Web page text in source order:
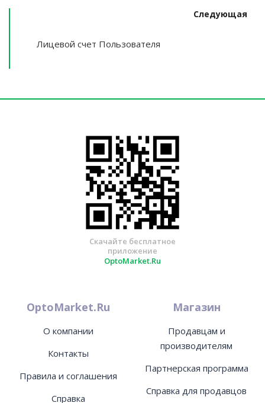
Следующая
Лицевой счет Пользователя
Скачайте бесплатное
приложение
OptoMarket.Ru
OptoMarket.Ru
О компании
Контакты
Правила и соглашения
Справка
Магазин
Продавцам и
производителям
Партнерская программа
Справка для продавцов